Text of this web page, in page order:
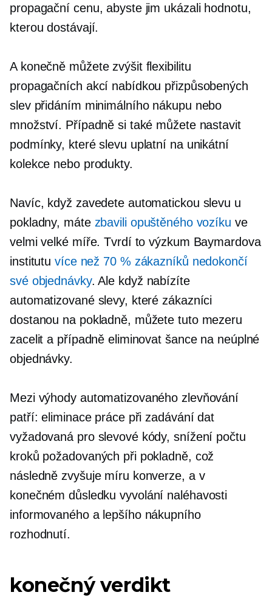
propagační cenu, abyste jim ukázali hodnotu,
kterou dostávají.
A konečně můžete zvýšit flexibilitu
propagačních akcí nabídkou přizpůsobených
slev přidáním minimálního nákupu nebo
množství. Případně si také můžete nastavit
podmínky, které slevu uplatní na unikátní
kolekce nebo produkty.
Navíc, když zavedete automatickou slevu u
pokladny, máte zbavili opuštěného vozíku ve
velmi velké míře. Tvrdí to výzkum Baymardova
institutuvíce než 70 % zákazníků nedokončí
své objednávky. Ale když nabízíte
automatizované slevy, které zákazníci
dostanou na pokladně, můžete tuto mezeru
zacelit a případně eliminovat šance na neúplné
objednávky.
Mezi výhody automatizovaného zlevňování
patří: eliminace práce při zadávání dat
vyžadovaná pro slevové kódy, snížení počtu
kroků požadovaných při pokladně, což
následně zvyšuje míru konverze, a v
konečném důsledku vyvolání naléhavosti
informovaného a lepšího nákupního
rozhodnutí.
konečný verdikt